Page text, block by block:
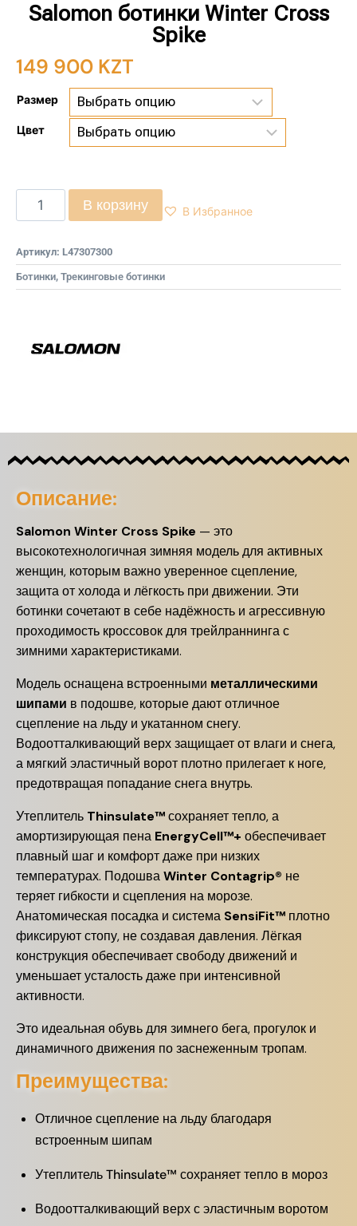
Salomon ботинки Winter Cross
Spike
149 900 KZT
Размер
Цвет
В корзину В Избранное
Артикул: L47307300
Ботинки, Трекинговые ботинки
Описание:
Salomon Winter Cross Spike — это
высокотехнологичная зимняя модель для активных
женщин, которым важно уверенное сцепление,
защита от холода и лёгкость при движении. Эти
ботинки сочетают в себе надёжность и агрессивную
проходимость кроссовок для трейлраннинга с
зимними характеристиками.
Модель оснащена встроенными металлическими
шипами в подошве, которые дают отличное
сцепление на льду и укатанном снегу.
Водоотталкивающий верх защищает от влаги и снега,
а мягкий эластичный ворот плотно прилегает к ноге,
предотвращая попадание снега внутрь.
Утеплитель Thinsulate™сохраняет тепло, а
амортизирующая пена EnergyCell™+ обеспечивает
плавный шаг и комфорт даже при низких
температурах. ПодошваWinter Contagrip® не
теряет гибкости и сцепления на морозе.
Анатомическая посадка и система SensiFit™ плотно
фиксируют стопу, не создавая давления. Лёгкая
конструкция обеспечивает свободу движений и
уменьшает усталость даже при интенсивной
активности.
Это идеальная обувь для зимнего бега, прогулок и
динамичного движения по заснеженным тропам.
Преимущества:
Отличное сцепление на льду благодаря
встроенным шипам
Утеплитель Thinsulate™ сохраняет тепло в мороз
Водоотталкивающий верх с эластичным воротом